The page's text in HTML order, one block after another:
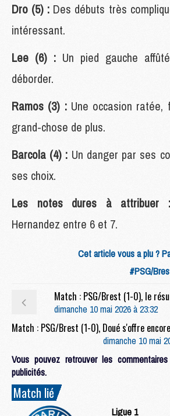
Dro (5) : Des débuts très
intéressant.
Lee (6) : Un pied gauche
déborder.
Ramos (3) : Une occasion ratée,
grand-chose de plus.
Barcola (4) : Un danger par ses
ses choix.
Les notes dures à attribuer
Hernandez entre 6 et 7.
Cet article vous a plu ?
#PSG/
Match : PSG/Brest (1-0), le
dimanche 10 mai 2026 à 23:32
dimanche 10 mai
Vous pouvez retrouver les
publicités.
Match lié
Ligue 1